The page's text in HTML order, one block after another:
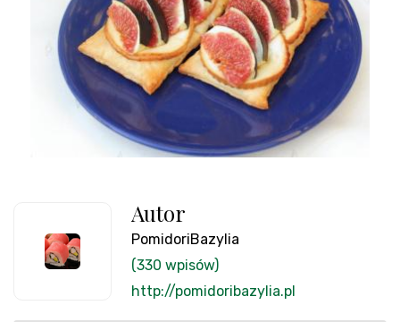
Autor
PomidoriBazylia
(330 wpisów)
http://pomidoribazylia.pl